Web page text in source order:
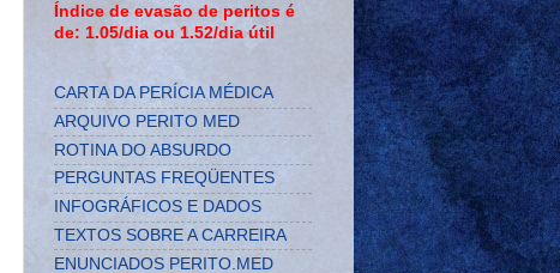
Índice de evasão de peritos é
de: 1.05/dia ou 1.52/dia útil
CARTA DA PERÍCIA MÉDICA
ARQUIVO PERITO MED
ROTINA DO ABSURDO
PERGUNTAS FREQÜENTES
INFOGRÁFICOS E DADOS
TEXTOS SOBRE A CARREIRA
ENUNCIADOS PERITO.MED